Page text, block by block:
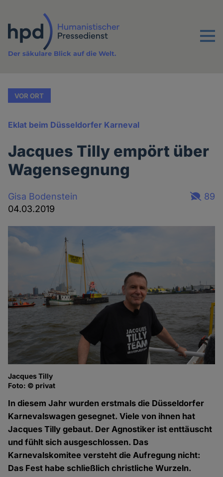
Inhalt
Menu
Der säkulare Blick auf die Welt.
VOR ORT
Eklat beim Düsseldorfer Karneval
Jacques Tilly empört über
Wagensegnung
Gisa Bodenstein
04.03.2019
89
Jacques Tilly
Foto: © privat
In diesem Jahr wurden erstmals die Düsseldorfer
Karnevalswagen gesegnet. Viele von ihnen hat
Jacques Tilly gebaut. Der Agnostiker ist enttäuscht
und fühlt sich ausgeschlossen. Das
Karnevalskomitee versteht die Aufregung nicht:
Das Fest habe schließlich christliche Wurzeln.